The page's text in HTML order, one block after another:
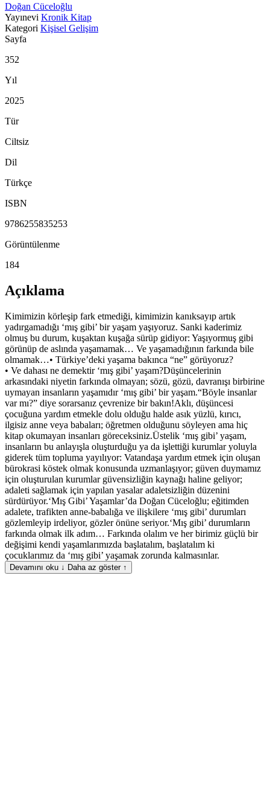
Doğan Cüceloğlu
Yayınevi Kronik Kitap
Kategori Kişisel Gelişim
Sayfa
352
Yıl
2025
Tür
Ciltsiz
Dil
Türkçe
ISBN
9786255835253
Görüntülenme
184
Açıklama
Kimimizin körleşip fark etmediği, kimimizin kanıksayıp artık
yadırgamadığı ‘mış gibi’ bir yaşam yaşıyoruz. Sanki kaderimiz
olmuş bu durum, kuşaktan kuşağa sürüp gidiyor: Yaşıyormuş gibi
görünüp de aslında yaşamamak… Ve yaşamadığının farkında bile
olmamak…• Türkiye’deki yaşama bakınca “ne” görüyoruz?
• Ve dahası ne demektir ‘mış gibi’ yaşam?Düşüncelerinin
arkasındaki niyetin farkında olmayan; sözü, gözü, davranışı birbirine
uymayan insanların yaşamıdır ‘mış gibi’ bir yaşam.“Böyle insanlar
var mı?” diye sorarsanız çevrenize bir bakın!Aklı, düşüncesi
çocuğuna yardım etmekle dolu olduğu halde asık yüzlü, kırıcı,
ilgisiz anne veya babaları; öğretmen olduğunu söyleyen ama hiç
kitap okumayan insanları göreceksiniz.Üstelik ‘mış gibi’ yaşam,
insanların bu anlayışla oluşturduğu ya da işlettiği kurumlar yoluyla
giderek tüm topluma yayılıyor: Vatandaşa yardım etmek için oluşan
bürokrasi köstek olmak konusunda uzmanlaşıyor; güven duymamız
için oluşturulan kurumlar güvensizliğin kaynağı haline geliyor;
adaleti sağlamak için yapılan yasalar adaletsizliğin düzenini
sürdürüyor.‘Mış Gibi’ Yaşamlar’da Doğan Cüceloğlu; eğitimden
adalete, trafikten anne-babalığa ve ilişkilere ‘mış gibi’ durumları
gözlemleyip irdeliyor, gözler önüne seriyor.‘Mış gibi’ durumların
farkında olmak ilk adım… Farkında olalım ve her birimiz güçlü bir
değişimi kendi yaşamlarımızda başlatalım, başlatalım ki
çocuklarımız da ‘mış gibi’ yaşamak zorunda kalmasınlar.
Devamını oku ↓ Daha az göster ↑